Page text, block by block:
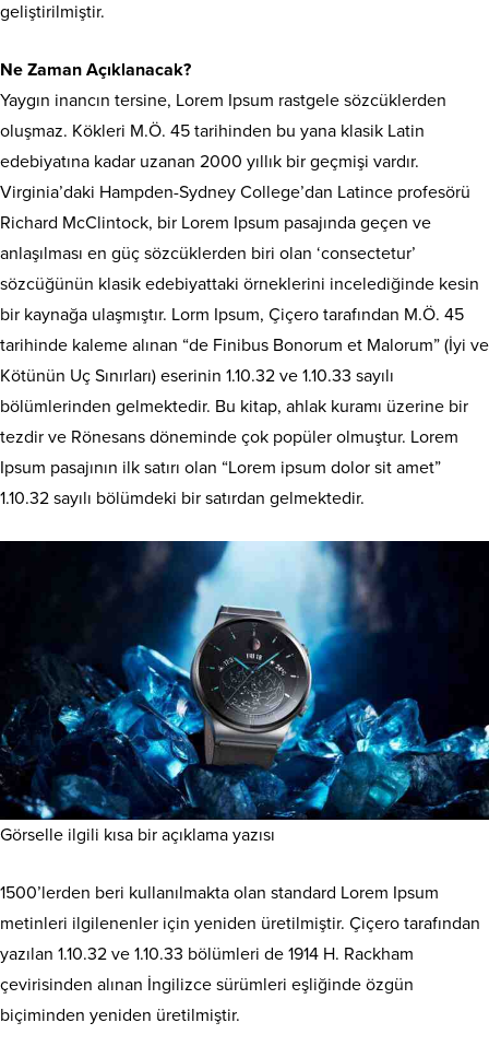
geliştirilmiştir.
Ne Zaman Açıklanacak?
Yaygın inancın tersine, Lorem Ipsum rastgele sözcüklerden
oluşmaz. Kökleri M.Ö. 45 tarihinden bu yana klasik Latin
edebiyatına kadar uzanan 2000 yıllık bir geçmişi vardır.
Virginia’daki Hampden-Sydney College’dan Latince profesörü
Richard McClintock, bir Lorem Ipsum pasajında geçen ve
anlaşılması en güç sözcüklerden biri olan ‘consectetur’
sözcüğünün klasik edebiyattaki örneklerini incelediğinde kesin
bir kaynağa ulaşmıştır. Lorm Ipsum, Çiçero tarafından M.Ö. 45
tarihinde kaleme alınan “de Finibus Bonorum et Malorum” (İyi ve
Kötünün Uç Sınırları) eserinin 1.10.32 ve 1.10.33 sayılı
bölümlerinden gelmektedir. Bu kitap, ahlak kuramı üzerine bir
tezdir ve Rönesans döneminde çok popüler olmuştur. Lorem
Ipsum pasajının ilk satırı olan “Lorem ipsum dolor sit amet”
1.10.32 sayılı bölümdeki bir satırdan gelmektedir.
Görselle ilgili kısa bir açıklama yazısı
1500’lerden beri kullanılmakta olan standard Lorem Ipsum
metinleri ilgilenenler için yeniden üretilmiştir. Çiçero tarafından
yazılan 1.10.32 ve 1.10.33 bölümleri de 1914 H. Rackham
çevirisinden alınan İngilizce sürümleri eşliğinde özgün
biçiminden yeniden üretilmiştir.